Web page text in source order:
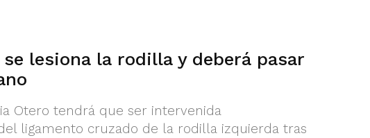
lesiona la rodilla y deberá pasar
Otero tendrá que ser intervenida
ligamento cruzado de la rodilla izquierda tras